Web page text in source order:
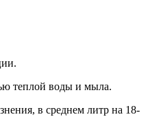
теплой воды и мыла.
в среднем литр на 18-